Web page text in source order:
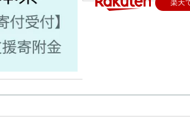
楽天